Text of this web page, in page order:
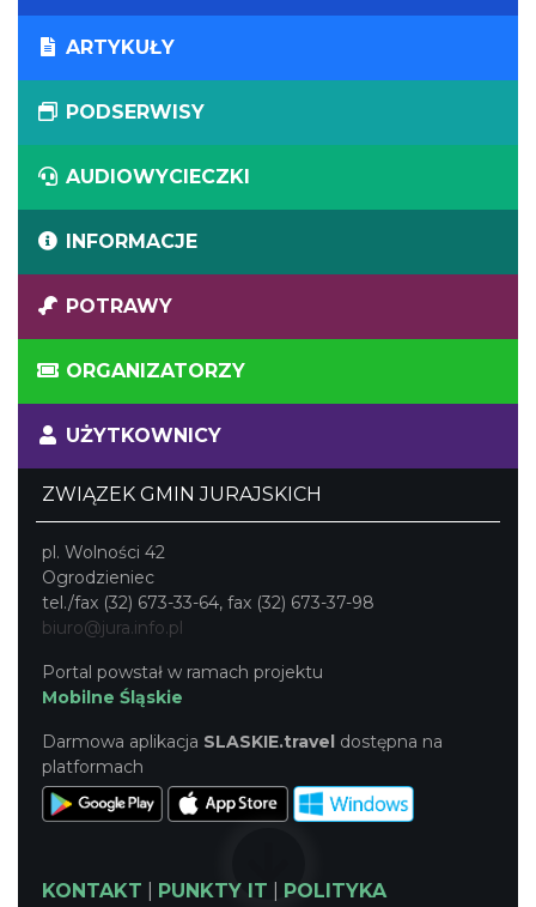
ARTYKUŁY
PODSERWISY
AUDIOWYCIECZKI
INFORMACJE
POTRAWY
ORGANIZATORZY
UŻYTKOWNICY
ZWIĄZEK GMIN JURAJSKICH
pl. Wolności 42
Ogrodzieniec
tel./fax (32) 673-33-64, fax (32) 673-37-98
biuro@jura.info.pl
Portal powstał w ramach projektu
Mobilne Śląskie
Darmowa aplikacja SLASKIE.travel dostępna na
platformach
KONTAKT PUNKTY IT
POLITYKA